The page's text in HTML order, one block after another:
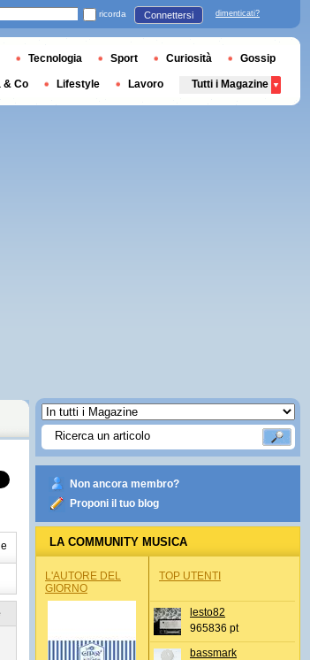
Non ancora membro?
Proponi il tuo blog
LA COMMUNITY MUSICA
L'AUTORE DEL
GIORNO
TOP UTENTI
lesto82
965836 pt
bassmark
ricorda Connettersi dimenticati?
Tecnologia Sport Curiosità Gossip
& Co Lifestyle Lavoro Tutti i Magazine